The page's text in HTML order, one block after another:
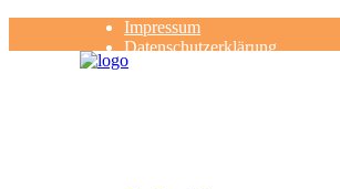
Impressum
Datenschutzerklärung
Kontakt